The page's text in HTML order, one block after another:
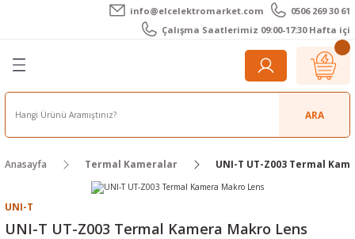
info@elcelektromarket.com
0506 269 30 61
Çalışma Saatlerimiz 09:00-17:30 Hafta içi
Geri Dön
Geri Dön
Geri Dön
Geri Dön
Cihazları
Geri Dön
Teli - Pasta
Geri Dön
ARA
Anasayfa Termal Kameralar UNI-T UT-Z003 Termal
UNI-T
UNI-T UT-Z003 Termal Kamera Makro Lens